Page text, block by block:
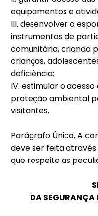
equipamentos e
III. desenvolver o
instrumentos de
comunitária, criando
crianças,
deficiência;
IV. estimular o
proteção ambiental
visitantes.
Parágrafo Único, A
deve ser feita
que respeite as
DA SEGURANÇA